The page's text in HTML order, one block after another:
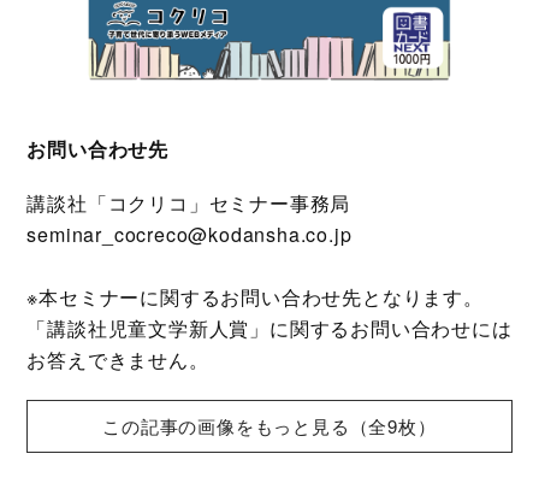
お問い合わせ先
講談社「コクリコ」セミナー事務局
seminar_cocreco@kodansha.co.jp​​​​
※本セミナーに関するお問い合わせ先となります。
「講談社児童文学新人賞」に関するお問い合わせには
お答えできません。
この記事の画像をもっと見る（全9枚）